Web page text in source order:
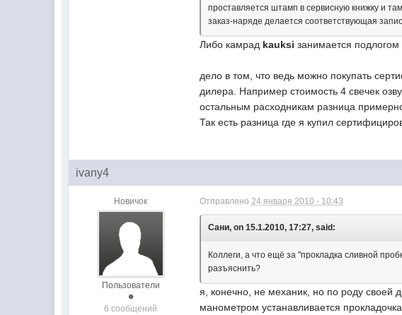
проставляется штамп в сервисную книжку и
заказ-наряде делается соответствующая
Либо камрад kauksi занимается
дело в том, что ведь можно покупать
дилера. Например стоимость 4 свечек
остальным расходникам разница
Так есть разница где я купил
ivany4
Новичок
Пользователи
6 сообщений
Отправлено24 января 2010 - 10:43
Сани, on 15.1.2010, 17:27, said:
Коллеги, а что ещё за "прокладка сливной
разъяснить?
я, конечно, не механик, но по роду своей
манометром устанавливается